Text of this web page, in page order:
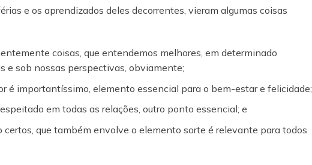
e os aprendizados deles decorrentes, vieram algumas coisas
coisas, que entendemos melhores, em determinado
e sob nossas perspectivas, obviamente;
é importantíssimo, elemento essencial para o bem-estar e felicidade;
em todas as relações, outro ponto essencial; e
certos, que também envolve o elemento sorte é relevante para todos